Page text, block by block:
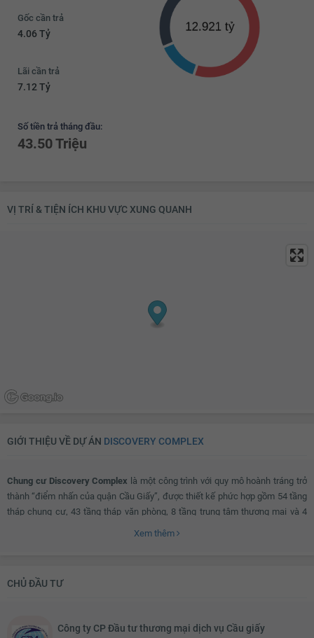
Gốc cần trả
4.06 Tỷ
Lãi cần trả
7.12 Tỷ
Số tiền trả tháng đầu:
43.50 Triệu
VỊ TRÍ & TIỆN ÍCH KHU VỰC XUNG QUANH
GIỚI THIỆU VỀ DỰ ÁN DISCOVERY COMPLEX
Chung cư Discovery Complex là một công trình với quy mô hoành tráng trở
thành “điểm nhấn của quận Cầu Giấy”, được thiết kế phức hợp gồm 54 tầng
tháp chung cư, 43 tầng tháp văn phòng, 8 tầng trung tâm thương mại và 4
số 7 từ nhiều điểm khác nhau trong thành phố đến thẳng tầng 2 trung tâm
từ ban công lớn.
Xem thêm
CHỦ ĐẦU TƯ
Công ty CP Đầu tư thương mại dịch vụ Cầu giấy